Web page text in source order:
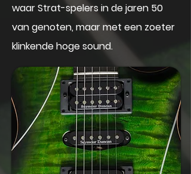
waar Strat-spelers in de jaren 50
van genoten, maar met een zoeter
klinkende hoge sound.